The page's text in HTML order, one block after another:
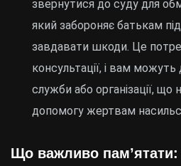
звернутися до суду для
який забороняє батькам
завдавати шкоди. Це
консультації, і вам можуть
служби або організації,
допомогу жертвам
Що важливо пам’ятати: